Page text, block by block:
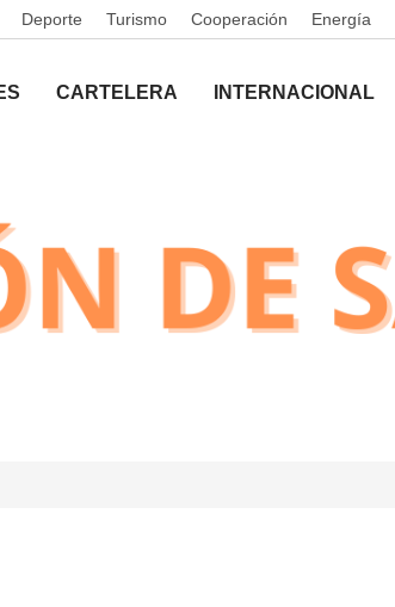
Deporte Turismo Cooperación Energía
CARTELERA INTERNACIONAL